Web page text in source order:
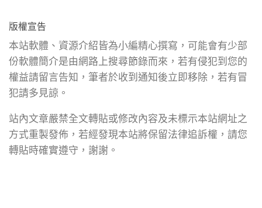
版權宣告
本站軟體、資源介紹皆為小編精心撰寫，可能會有少部
份軟體簡介是由網路上搜尋節錄而來，若有侵犯到您的
權益請留言告知，筆者於收到通知後立即移除，若有冒
犯請多見諒。
站內文章嚴禁全文轉貼或修改內容及未標示本站網址之
方式重製發佈，若經發現本站將保留法律追訴權，請您
轉貼時確實遵守，謝謝。